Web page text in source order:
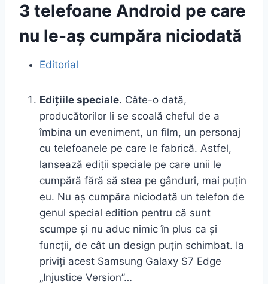
3 telefoane Android pe care
nu le-aș cumpăra niciodată
Editorial
Edițiile speciale. Câte-o dată,
producătorilor li se scoală cheful de a
îmbina un eveniment, un film, un personaj
cu telefoanele pe care le fabrică. Astfel,
lansează ediții speciale pe care unii le
cumpără fără să stea pe gânduri, mai puțin
eu. Nu aș cumpăra niciodată un telefon de
genul special edition pentru că sunt
scumpe și nu aduc nimic în plus ca și
funcții, de cât un design puțin schimbat. Ia
priviți acest Samsung Galaxy S7 Edge
„Injustice Version”…